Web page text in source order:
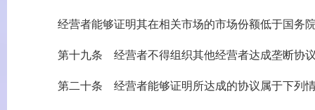
经营者能够证明其在相关市场的市场份额低于国务院
第十九条 经营者不得组织其他经营者达成垄断协议
第二十条 经营者能够证明所达成的协议属于下列情